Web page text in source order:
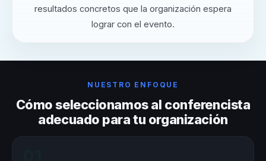
resultados concretos que la organización espera
lograr con el evento.
NUESTRO ENFOQUE
Cómo seleccionamos al conferencista
adecuado para tu organización